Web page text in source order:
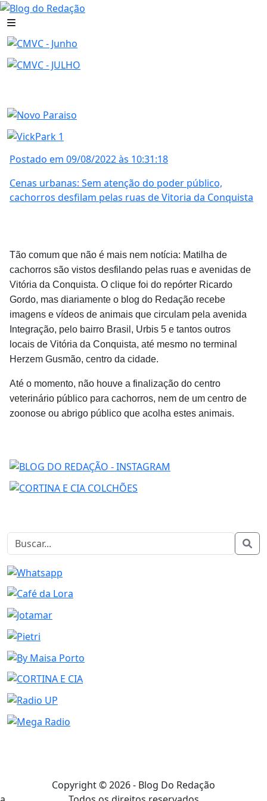
Postado em 09/08/2022 às 10:31:18
Cenas urbanas: Sem atenção do poder público,
cachorros desfilam pelas ruas de Vitoria da Conquista
Tão comum que não é mais nem notícia: Matilha de
cachorros são vistos desfilando pelas ruas e avenidas de
Vitória da Conquista. O clique foi do repórter Ricardo
Gordo, mas diariamente o blog do Redação recebe
imagens e vídeos de animais que circulam pela avenida
Integração, pelo bairro Brasil, Urbis 5 e tantos outros
locais de Vitória da Conquista, até mesmo no terminal
Herzem Gusmão, centro da cidade.
Até o momento, não houve a finalização do centro
veterinário público para cachorros, nem de um centro de
zoonose ou abrigo público que acolha estes animais.
Copyright © 2026 - Blog Do Redação